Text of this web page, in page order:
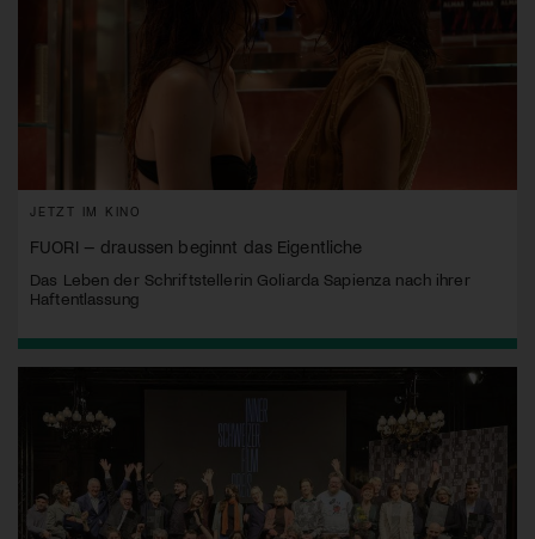
JETZT IM KINO
FUORI – draussen beginnt das Eigentliche
Das Leben der Schriftstellerin Goliarda Sapienza nach ihrer
Haftentlassung